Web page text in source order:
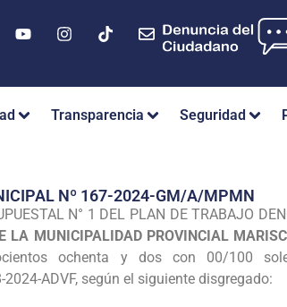
Transparencia Seguridad
Nº 167-2024-GM/A/MPMN
N° 1 DEL PLAN DE TRABAJO
MUNICIPALIDAD PROVINCIAL
ochenta y dos con 00/100
ADVF, según el siguiente disgregado: